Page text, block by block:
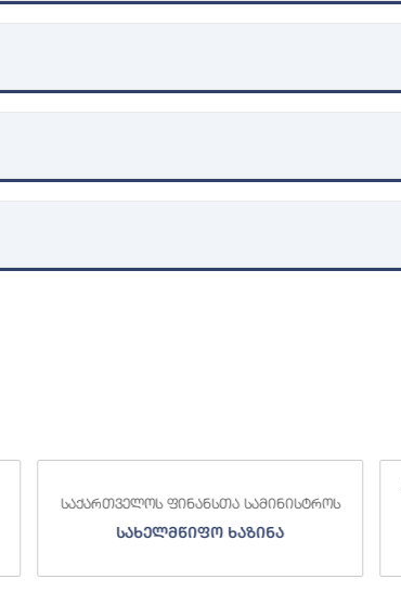
საქართველოს ფინანსთა სამინისტროს
სახელმწიფო ხაზინა